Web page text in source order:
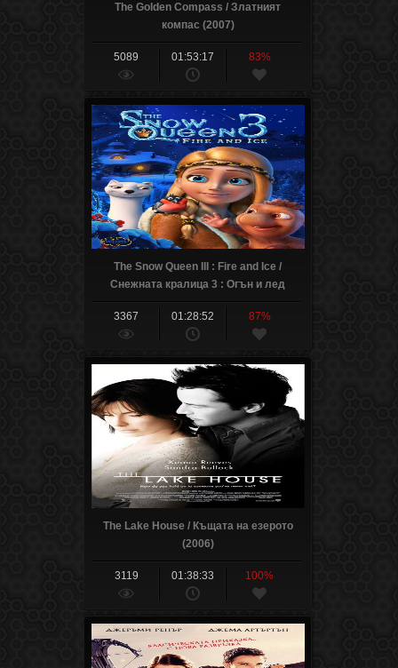
The Golden Compass / Златният
компас (2007)
5089 01:53:17 83%
The Snow Queen III : Fire and Ice /
Снежната кралица 3 : Огън и лед
(2016)
3367
01:28:52 87%
The Lake House / Къщата на езерото
(2006)
3119 01:38:33 100%